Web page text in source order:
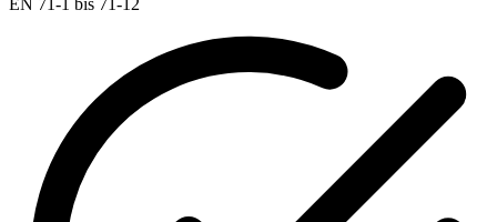
EN 71-1 bis 71-12